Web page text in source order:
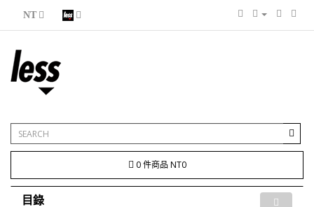
NT
0 件商品 NT0
目錄